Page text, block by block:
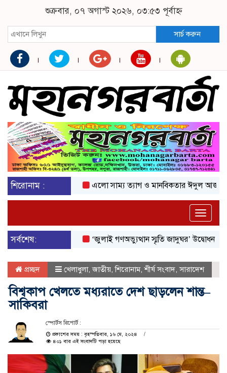
শুক্রবার, ০৭ অগাস্ট ২০২৬, ০৩:৫৩ পূর্বাহ্ন
সার্চ করুন
শিরোনাম : এলো সাম্য ত্যাগ ও মানবিকতার ঈদুল আজহা
Toggle
সর্বশেষ:
‘জুলাই গণঅভ্যুত্থান স্মৃতি জাদুঘর’ উদ্বোধন করলেন
প্রচ্ছদ খেলাধুলা,জাতীয়,শিরোনাম,শীর্ষ সংবাদ,সারাদেশ
বিশ্বকাপ খেলতে মধ্যরাতে দেশ ছাড়লেন শান্ত–
সাকিবরা
স্পোর্টস রিপোর্ট :
প্রকাশের সময় : বৃহস্পতিবার, ১৬ মে, ২০২৪
৪০১ বার এই সংবাদটি পড়া হয়েছে